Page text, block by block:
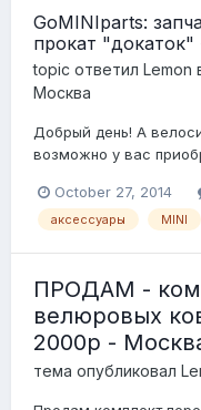
GoMINIparts:
прокат
topic ответил Lemon
Москва
Добрый день! А
возможно у вас
October 27, 2014
аксессуары MINI
ПРОДАМ -
велюровых
2000р -
тема опубликовал